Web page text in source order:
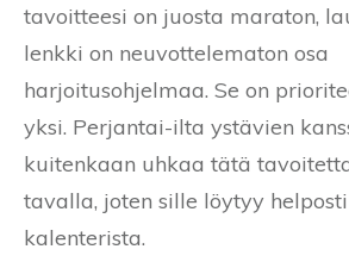
tavoitteesi on juosta maraton,
lenkki on neuvottelematon osa
harjoitusohjelmaa. Se on
yksi. Perjantai-ilta ystävien
kuitenkaan uhkaa tätä
tavalla, joten sille löytyy
kalenterista.